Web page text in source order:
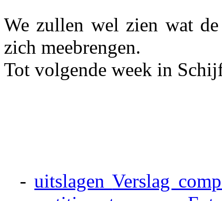
We zullen wel zien wat
zich meebrengen.
Tot volgende week in
-uitslagenVerslag